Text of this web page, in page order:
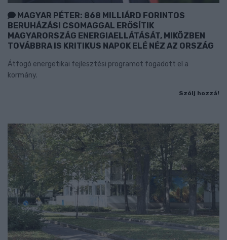
MAGYAR PÉTER: 868 MILLIÁRD FORINTOS
BERUHÁZÁSI CSOMAGGAL ERŐSÍTIK
MAGYARORSZÁG ENERGIAELLÁTÁSÁT, MIKÖZBEN
TOVÁBBRA IS KRITIKUS NAPOK ELÉ NÉZ AZ ORSZÁG
Átfogó energetikai fejlesztési programot fogadott el a
kormány.
Szólj hozzá!